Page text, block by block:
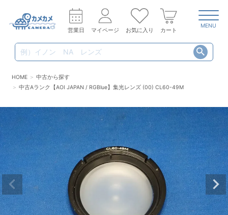
営業日 マイページ お気に入り カート
MENU
HOME
中古から探す
中古Aランク【AOI JAPAN / RGBlue】集光レンズ (00) CL60-49M